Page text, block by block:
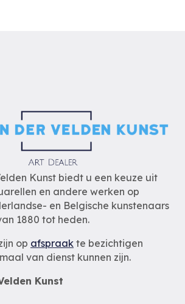
Kunst biedt u een keuze uit
en andere werken op
en Belgische kunstenaars
1880 tot heden.
op afspraak te bezichtigen
van dienst kunnen zijn.
Kunst